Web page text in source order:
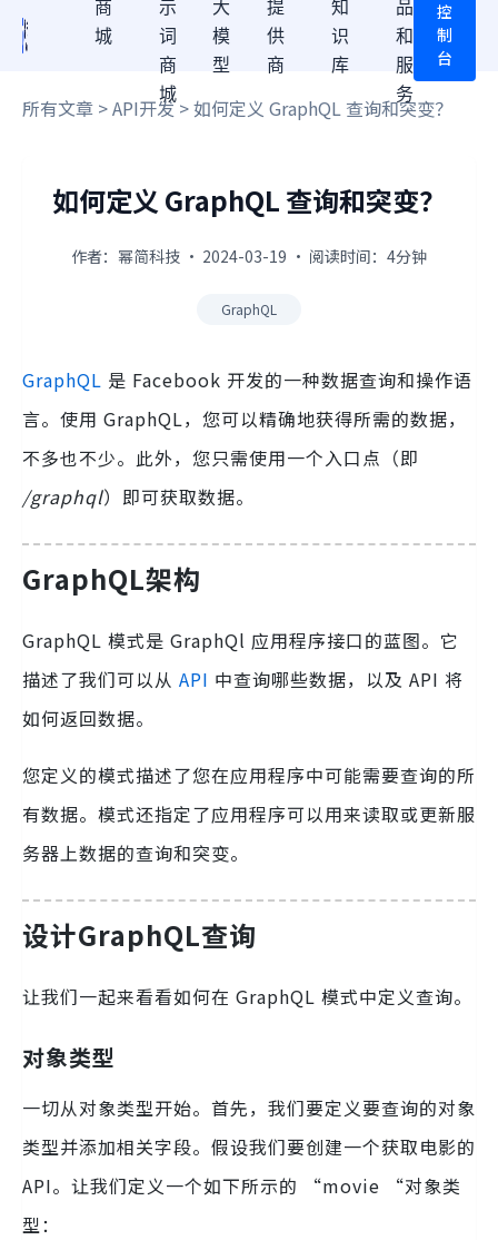
商
城
示
词
商
城
大
模
型
提
供
商
知
识
库
品
和
服
务
控
制
台
所有文章 >API开发> 如何定义 GraphQL 查询和突变？
如何定义 GraphQL 查询和突变？
作者：幂简科技 · 2024-03-19 · 阅读时间：4分钟
GraphQL
GraphQL 是 Facebook 开发的一种数据查询和操作语
言。使用 GraphQL，您可以精确地获得所需的数据，
不多也不少。此外，您只需使用一个入口点（即
/graphql）即可获取数据。
GraphQL架构
GraphQL 模式是 GraphQl 应用程序接口的蓝图。它
描述了我们可以从 API 中查询哪些数据，以及 API 将
如何返回数据。
您定义的模式描述了您在应用程序中可能需要查询的所
有数据。模式还指定了应用程序可以用来读取或更新服
务器上数据的查询和突变。
设计GraphQL查询
让我们一起来看看如何在 GraphQL 模式中定义查询。
对象类型
一切从对象类型开始。首先，我们要定义要查询的对象
类型并添加相关字段。假设我们要创建一个获取电影的
API。让我们定义一个如下所示的 “movie “对象类
型：